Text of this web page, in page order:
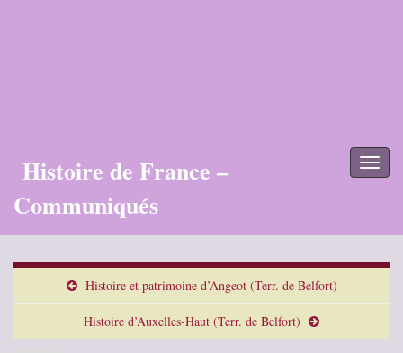
Histoire de France –
Communiqués
Histoire et patrimoine d’Angeot (Terr. de Belfort)
Histoire d’Auxelles-Haut (Terr. de Belfort)